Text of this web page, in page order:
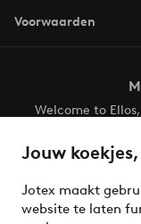
Jouw
Jotex maakt
website te laten
Voorwaarden
Welcome to
your